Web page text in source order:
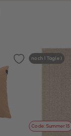
Code: Summer15
noch 1 Tag(e)